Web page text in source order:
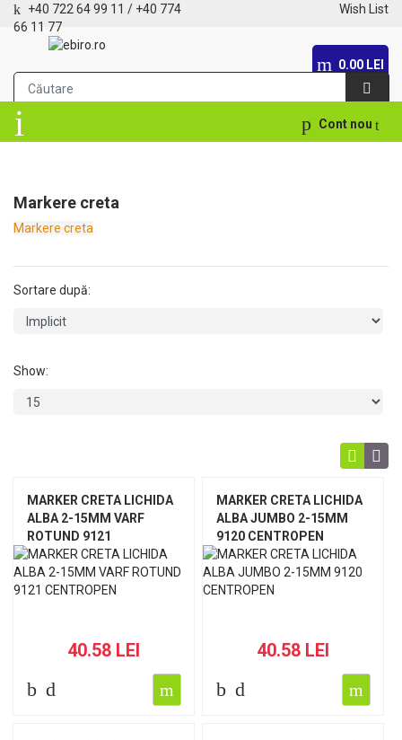
+40 722 64 99 11 / +40 774
66 11 77
Wish List
0.00 LEI
Cont nou
Markere creta
Markere creta
Sortare după:
Show:
MARKER CRETA LICHIDA
ALBA 2-15MM VARF
ROTUND 9121
CENTROPEN
40.58 LEI
MARKER CRETA LICHIDA
ALBA JUMBO 2-15MM
9120 CENTROPEN
40.58 LEI